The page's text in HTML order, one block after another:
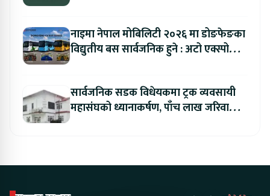
नाइमा नेपाल मोबिलिटी २०२६ मा डोङफेङका
विद्युतीय बस सार्वजनिक हुने : अटो एक्स्पोमा
सार्वजनिक सडक विधेयकमा ट्रक व्यवसायी
महासंघको ध्यानाकर्षण, पाँच लाख जरिवाना